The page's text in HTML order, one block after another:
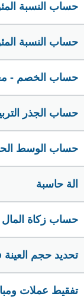
حساب النسبة
حساب النسبة
حساب الخصم -
حساب الجذر
حساب الوسط
الة حاسبة
حساب زكاة المال
تحديد حجم
تفقيط عملات